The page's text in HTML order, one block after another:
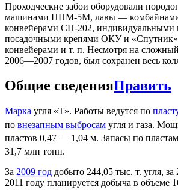
Проходческие забои оборудовали
машинами ППМ-5М, лавы —
конвейерами СП-202, индивидуальными
посадочными крепями ОКУ и
конвейерами и т. п. Несмотря на
2006—2007 годов, был сохранен весь
Общие сведенияПравить
Марка угля «Т». Работы ведутся по
по внезапным выбросам угля и газа.
пластов 0,47 — 1,04 м. Запасы по
31,7 млн тонн.
За 2009 год добыто 244,05 тыс. т. угля,
2011 году планируется добыча в объеме